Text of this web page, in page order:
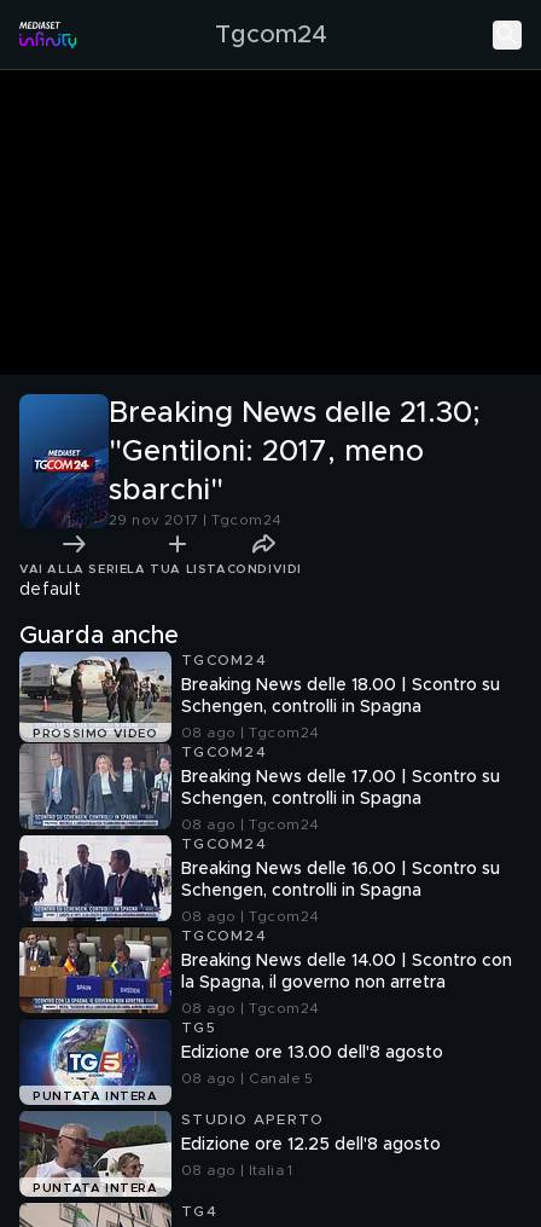
Tgcom24
Breaking News delle 21.30;
"Gentiloni: 2017, meno
sbarchi"
29 nov 2017 | Tgcom24
VAI ALLA SERIE LA TUA LISTA CONDIVIDI
default
Guarda anche
PROSSIMO VIDEO
TGCOM24
Breaking News delle 18.00 | Scontro su
Schengen, controlli in Spagna
08 ago | Tgcom24
TGCOM24
Breaking News delle 17.00 | Scontro su
Schengen, controlli in Spagna
08 ago | Tgcom24
TGCOM24
Breaking News delle 16.00 | Scontro su
Schengen, controlli in Spagna
08 ago | Tgcom24
TGCOM24
Breaking News delle 14.00 | Scontro con
la Spagna, il governo non arretra
08 ago | Tgcom24
PUNTATA INTERA
TG5
Edizione ore 13.00 dell'8 agosto
08 ago | Canale 5
PUNTATA INTERA
STUDIO APERTO
Edizione ore 12.25 dell'8 agosto
08 ago | Italia 1
TG4